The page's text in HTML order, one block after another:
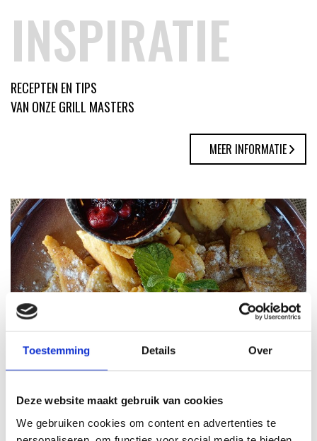
Toestemming Details Over
Deze website maakt gebruik van cookies
We gebruiken cookies om content en advertenties te
INSPIRATIE
RECEPTEN EN TIPS
VAN ONZE GRILL MASTERS
MEER INFORMATIE
KAISERSCHMARNN